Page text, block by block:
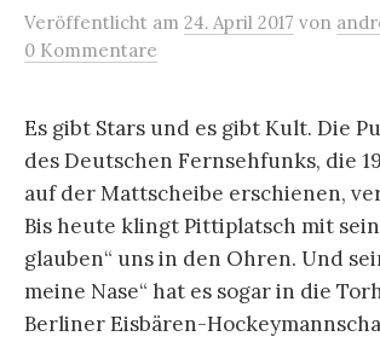
Veröffentlicht am 24. April 2017 von
0 Kommentare
Es gibt Stars und es gibt Kult. Die
des Deutschen Fernsehfunks, die
auf der Mattscheibe erschienen,
Bis heute klingt Pittiplatsch mit
glauben“ uns in den Ohren. Und
meine Nase“ hat es sogar in die
Berliner Eisbären-